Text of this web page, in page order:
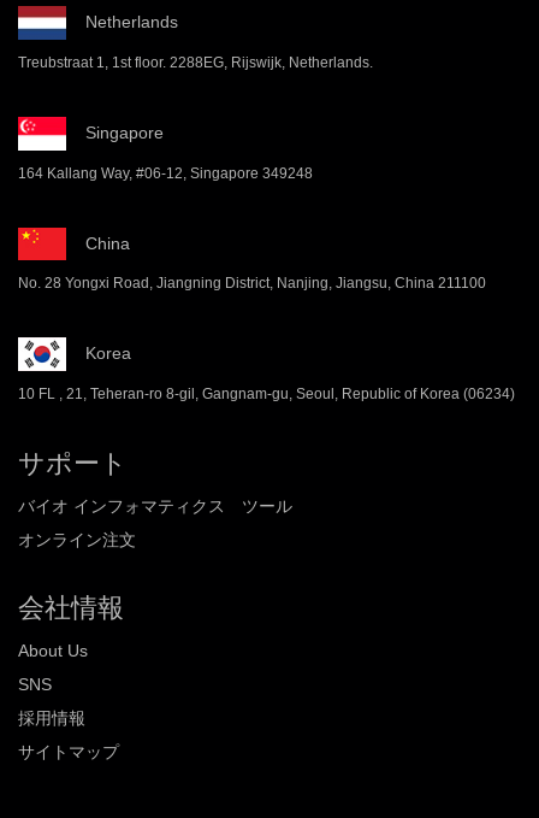
Netherlands
Treubstraat 1, 1st floor. 2288EG, Rijswijk, Netherlands.
Singapore
164 Kallang Way, #06-12, Singapore 349248
China
No. 28 Yongxi Road, Jiangning District, Nanjing, Jiangsu, China 211100
Korea
10 FL , 21, Teheran-ro 8-gil, Gangnam-gu, Seoul, Republic of Korea (06234)
サポート
バイオ インフォマティクス ツール
オンライン注文
会社情報
About Us
SNS
採用情報
サイトマップ